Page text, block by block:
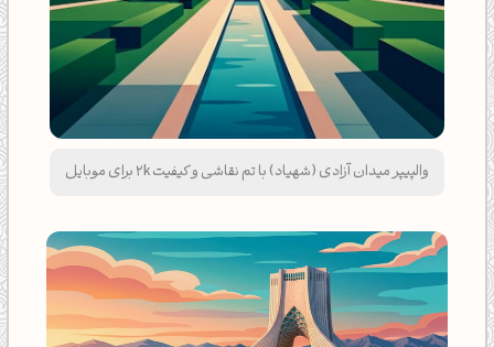
والپیپر میدان آزادی (شهیاد) با تم نقاشی و کیفیت 2k برای موبایل